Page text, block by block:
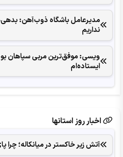
مدیرعامل باشگاه ذوب‌آهن:
نداریم
ویسی: موفق‌ترین مربی سپاهان
ایستاده‌ام
اخبار روز استانها
آتش زیر خاکستر در میانکاله؛ چرا